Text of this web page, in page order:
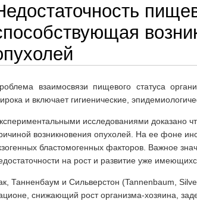
взаимосвязи пищевого статуса
и включает гигиенические,
исследованиями доказано
возникновения опухолей. На ее фоне
бластомогенных факторов. Важное
на рост и развитие уже
Танненбаум и Сильверстон (Tannenbaum,
снижающий рост организма-хозяина,